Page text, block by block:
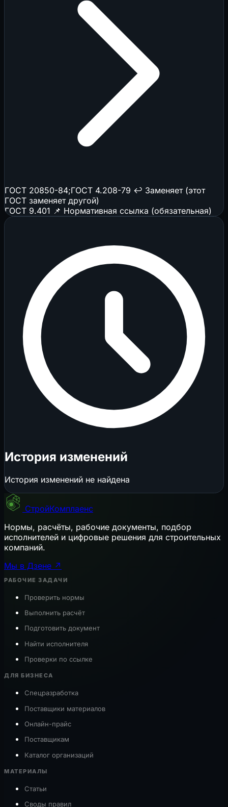
ГОСТ 20850-84;ГОСТ 4.208-79 ↩️ Заменяет (этот
ГОСТ заменяет другой)
ГОСТ 9.401 📌 Нормативная ссылка (обязательная)
История изменений
История изменений не найдена
СтройКомплаенс
Нормы, расчёты, рабочие документы, подбор
исполнителей и цифровые решения для строительных
компаний.
Мы в Дзене ↗
РАБОЧИЕ ЗАДАЧИ
Проверить нормы
Выполнить расчёт
Подготовить документ
Найти исполнителя
Проверки по ссылке
ДЛЯ БИЗНЕСА
Спецразработка
Поставщики материалов
Онлайн-прайс
Поставщикам
Каталог организаций
МАТЕРИАЛЫ
Статьи
Своды правил